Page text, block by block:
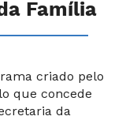
Família
criado pelo
que concede
da